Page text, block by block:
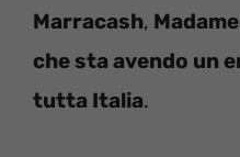
Marracash, Madame
che sta avendo un
tutta Italia.